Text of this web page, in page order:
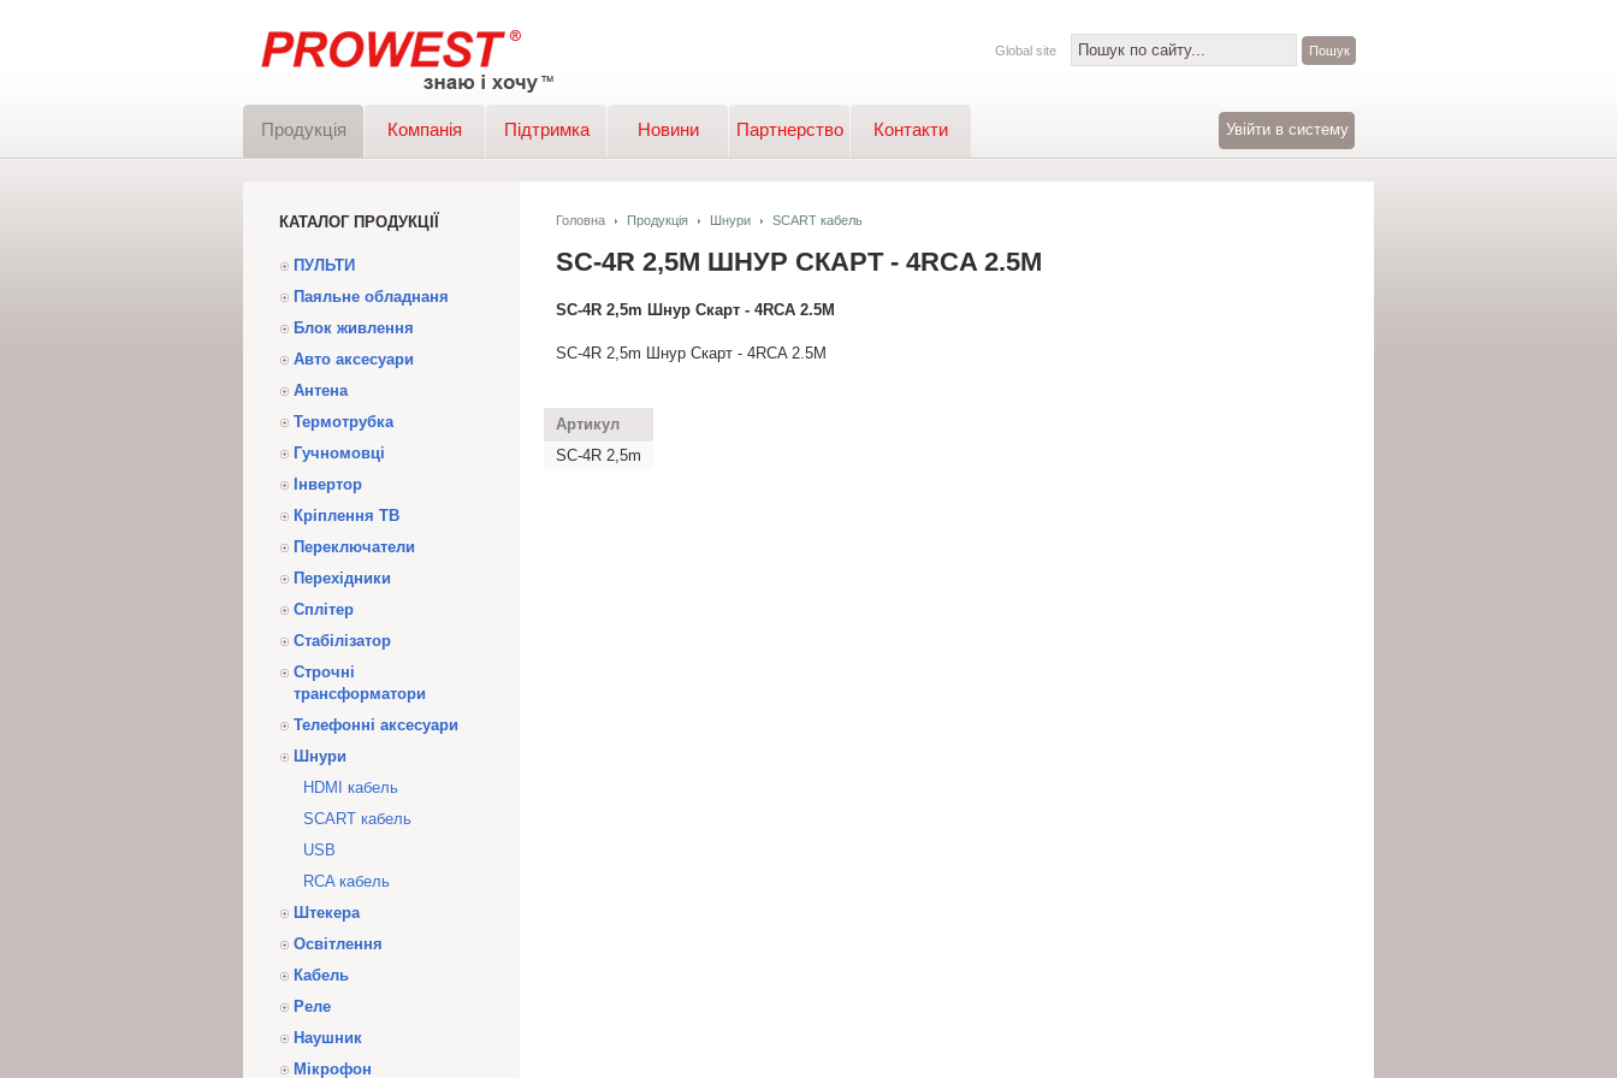
Global site
Продукція Компанія Підтримка Новини Партнерство Контакти Увійти в систему
КАТАЛОГ ПРОДУКЦІЇ
ПУЛЬТИ
Паяльне обладнаня
Блок живлення
Авто аксесуари
Антена
Термотрубка
Гучномовці
Інвертор
Кріплення ТВ
Переключатели
Перехідники
Сплітер
Стабілізатор
Строчні
трансформатори
Телефонні аксесуари
Шнури
HDMI кабель
SCART кабель
USB
RCA кабель
Штекера
Освітлення
Кабель
Реле
Наушник
Мікрофон
Головна Продукція Шнури SCART кабель
SC-4R 2,5M ШНУР СКАРТ - 4RCA 2.5M
SC-4R 2,5m Шнур Скарт - 4RCA 2.5M
SC-4R 2,5m Шнур Скарт - 4RCA 2.5M
Артикул
SC-4R 2,5m